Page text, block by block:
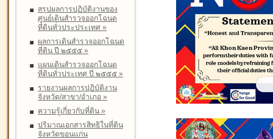
สรุปผลการปฏิบัติงานของ
ศูนย์เดินสำรวจออกโฉนด
ที่ดินทั่วประประเทศ »
ผลการเดินสำรวจออกโฉนด
ที่ดิน ปี ๒๕๕๕ »
แผนเดินสำรวจออกโฉนด
ที่ดินทั่วประเทศ ปี ๒๕๕๕ »
รายงานผลการปฏิบัติงาน
จังหวัด/สาขา/อำเภอ »
ความรู้เกี่ยวกับที่ดิน »
ปริมาณเอกสารสิทธิในที่ดิน
จังหวัดขอนแก่น